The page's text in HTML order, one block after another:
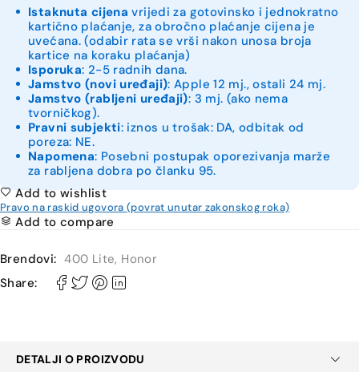
Istaknuta cijena vrijedi za gotovinsko i jednokratno
kartično plaćanje, za obročno plaćanje cijena je
uvećana. (odabir rata se vrši nakon unosa broja
kartice na koraku plaćanja)
Isporuka: 2-5 radnih dana.
Jamstvo (novi uređaji): Apple 12 mj., ostali 24 mj.
Jamstvo (rabljeni uređaji): 3 mj. (ako nema
tvorničkog).
Pravni subjekti: iznos u trošak: DA, odbitak od
poreza: NE.
Napomena: Posebni postupak oporezivanja marže
za rabljena dobra po članku 95.
Add to wishlist
Pravo na raskid ugovora (povrat unutar zakonskog roka)
Add to compare
Brendovi: 400 Lite, Honor
Share:
DETALJI O PROIZVODU